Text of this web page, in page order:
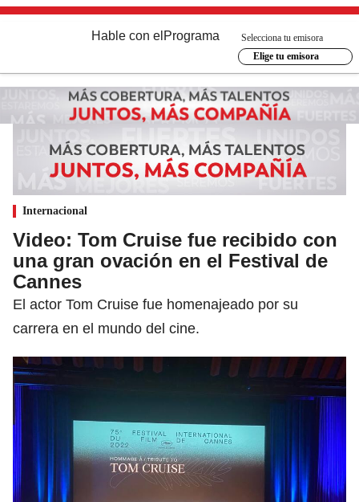
Hable con el Programa
Selecciona tu emisora
Elige tu emisora
Internacional
Video: Tom Cruise fue recibido con
una gran ovación en el Festival de
Cannes
El actor Tom Cruise fue homenajeado por su
carrera en el mundo del cine.